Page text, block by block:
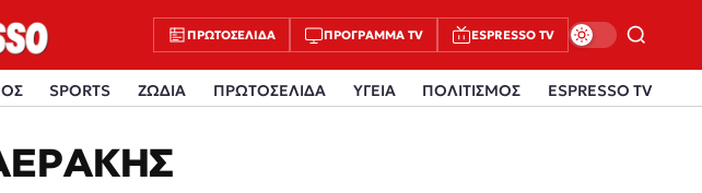
ΠΡΩΤΟΣΈΛΙΔΑ ΠΡΌΓΡΑΜΜΑ TV ESPRESSO TV
SPORTS ΖΩΔΙΑ ΠΡΩΤΟΣΕΛΙΔΑ ΥΓΕΙΑ ΠΟΛΙΤΙΣΜΟΣ ESPRESSO TV